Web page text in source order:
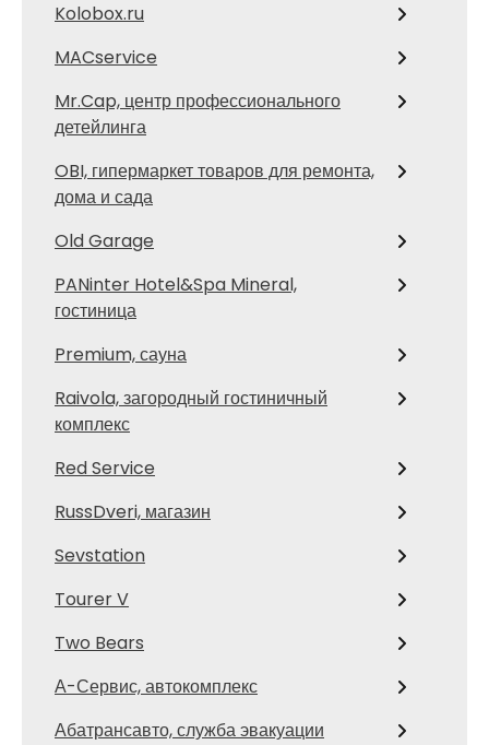
Kolobox.ru
MACservice
Mr.Cap, центр профессионального
детейлинга
OBI, гипермаркет товаров для ремонта,
дома и сада
Old Garage
PANinter Hotel&Spa Mineral,
гостиница
Premium, сауна
Raivola, загородный гостиничный
комплекс
Red Service
RussDveri, магазин
Sevstation
Tourer V
Two Bears
А-Сервис, автокомплекс
Абатрансавто, служба эвакуации